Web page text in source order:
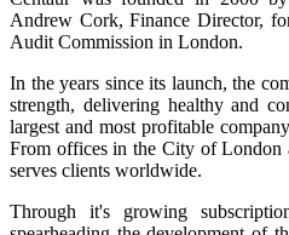
Andrew Cork, Finance Director,
Audit Commission in London.
In the years since its launch, the
strength, delivering healthy and
largest and most profitable
From offices in the City of London
serves clients worldwide.
Through it's growing